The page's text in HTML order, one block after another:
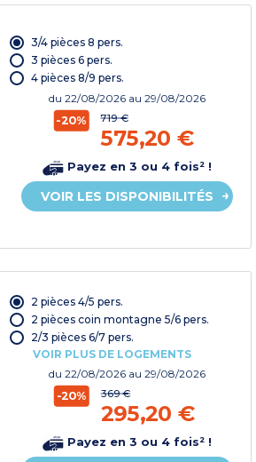
3/4 pièces 8 pers.
3 pièces 6 pers.
4 pièces 8/9 pers.
du22/08/2026 au 29/08/2026
-20% 719 €
575,20 €
Payez en 3 ou 4 fois² !
VOIR LES DISPONIBILITÉS
2 pièces 4/5 pers.
2 pièces coin montagne 5/6 pers.
2/3 pièces 6/7 pers.
VOIR PLUS DE LOGEMENTS
du22/08/2026 au 29/08/2026
-20% 369 €
295,20 €
Payez en 3 ou 4 fois² !